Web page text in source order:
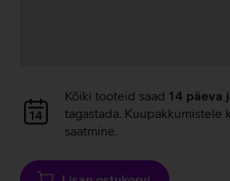
Andmete
laadimine
Kõiki tooteid saad 14 päeva
tagastada. Kuupakkumistele
saatmine.